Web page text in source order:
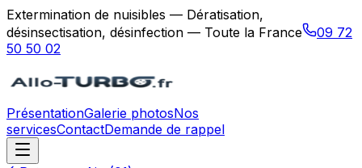
Extermination de nuisibles — Dératisation,
désinsectisation, désinfection — Toute la France
09 72
50 50 02
PrésentationGalerie photosNos
servicesContactDemande de rappel